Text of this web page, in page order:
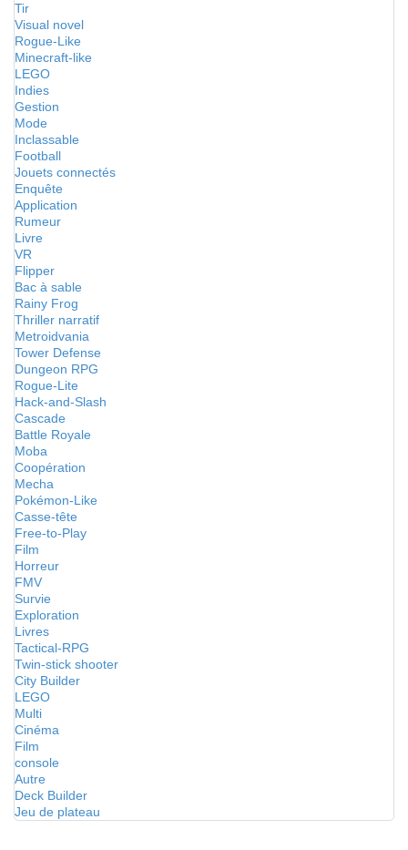
Tir
Visual novel
Rogue-Like
Minecraft-like
LEGO
Indies
Gestion
Mode
Inclassable
Football
Jouets connectés
Enquête
Application
Rumeur
Livre
VR
Flipper
Bac à sable
Rainy Frog
Thriller narratif
Metroidvania
Tower Defense
Dungeon RPG
Rogue-Lite
Hack-and-Slash
Cascade
Battle Royale
Moba
Coopération
Mecha
Pokémon-Like
Casse-tête
Free-to-Play
Film
Horreur
FMV
Survie
Exploration
Livres
Tactical-RPG
Twin-stick shooter
City Builder
LEGO
Multi
Cinéma
Film
console
Autre
Deck Builder
Jeu de plateau